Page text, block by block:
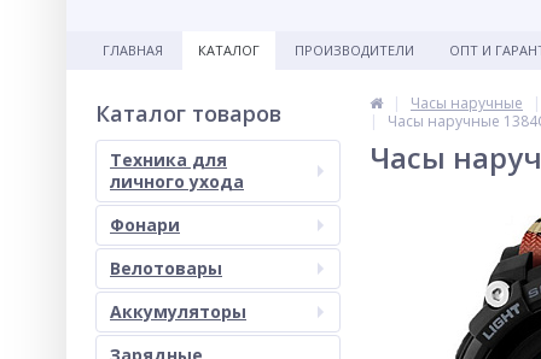
ГЛАВНАЯ КАТАЛОГ ПРОИЗВОДИТЕЛИ ОПТ И
Каталог товаров
Техника для
личного ухода
Фонари
Велотовары
Аккумуляторы
Часы наручные
Часы наручные
Часы